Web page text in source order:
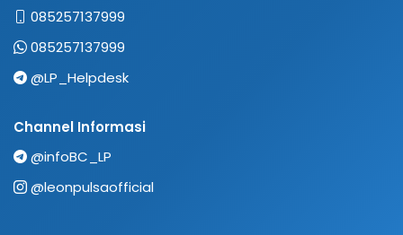
085257137999
085257137999
@LP_Helpdesk
Channel Informasi
@infoBC_LP
@leonpulsaofficial